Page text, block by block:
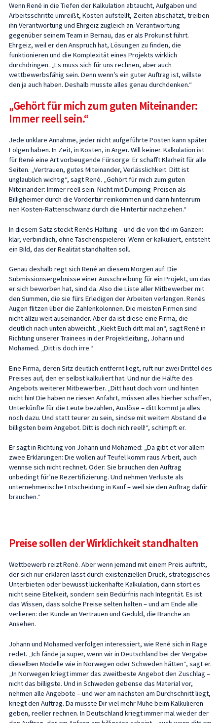
Wenn René in die Tiefen der Kalkulation abtaucht, Aufgaben und
Arbeitsschritte umreißt, Kosten aufstellt, Zeiten abschätzt, treiben
ihn Verantwortung und Ehrgeiz zugleich an. Verantwortung
gegenüber seinem Team in Bernau, das er als Prokurist führt.
Ehrgeiz, weil er den Anspruch hat, Lösungen zu finden, die
funktionieren und die Komplexität eines Projekts wirklich
durchdringen. „Es muss sich für uns rechnen, aber auch
wettbewerbsfähig sein. Denn wenn’s ein guter Auftrag ist, willste
den ja auch haben. Deshalb musste alles genau durchdenken.“
„Gehört für mich zum guten Miteinander:
Immer reell sein.“
Jede unklare Annahme, jeder nicht aufgeführte Posten kann später
Folgen haben. In Zeit, in Kosten, in Ärger. Will keiner. Kalkulation ist
für René eine Art vorbeugende Fürsorge: Er schafft Klarheit für alle
Seiten. „Vertrauen, gutes Miteinander, Verlässlichkeit. Ditt ist
unglaublich wichtig“, sagt René. „Gehört für mich zum guten
Miteinander: Immer reell sein. Nicht mit Dumping-Preisen als
Billigheimer durch die Vordertür reinkommen und dann hintenrum
nen Kosten-Rattenschwanz durch die Hintertür nachziehen.“
In diesem Satz steckt Renés Haltung – und die von tbd im Ganzen:
klar, verbindlich, ohne Taschenspielerei. Wenn er kalkuliert, entsteht
ein Bild, das der Realität standhalten soll.
Genau deshalb regt sich René an diesem Morgen auf: Die
Submissionsergebnisse einer Ausschreibung für ein Projekt, um das
er sich beworben hat, sind da. Also die Liste aller Mitbewerber mit
den Summen, die sie fürs Erledigen der Arbeiten verlangen. Renés
Augen flitzen über die Zahlenkolonnen. Die meisten Firmen sind
nicht allzu weit auseinander. Aber da ist diese eine Firma, die
deutlich nach unten abweicht. „Kiekt Euch ditt mal an“, sagt René in
Richtung unserer Trainees in der Projektleitung, Johann und
Mohamed. „Ditt is doch irre.“
Eine Firma, deren Sitz deutlich entfernt liegt, ruft nur zwei Drittel des
Preises auf, den er selbst kalkuliert hat. Und nur die Hälfte des
Angebots weiterer Mitbewerber. „Ditt haut doch vorn und hinten
nicht hin! Die haben ne riesen Anfahrt, müssen alles hierher schaffen,
Unterkünfte für die Leute bezahlen, Auslöse – ditt kommt ja alles
noch dazu. Und statt teurer zu sein, sindse mit weitem Abstand die
billigsten beim Angebot. Ditt is doch nich reell!“, schimpft er.
Er sagt in Richtung von Johann und Mohamed: „Da gibt et vor allem
zwee Erklärungen: Die wollen auf Teufel komm raus Arbeit, auch
wennse sich nicht rechnet. Oder: Sie brauchen den Auftrag
unbedingt für’ne Rezertifizierung. Und nehmen Verluste als
unternehmerische Entscheidung in Kauf – weil sie den Auftrag dafür
brauchen.“
Preise sollen der Wirklichkeit standhalten
Wettbewerb reizt René. Aber wenn jemand mit einem Preis auftritt,
der sich nur erklären lässt durch existenziellen Druck, strategisches
Unterbieten oder bewusst lückenhafte Kalkulation, dann stört es
nicht seine Eitelkeit, sondern sein Bedürfnis nach Integrität. Es ist
das Wissen, dass solche Preise selten halten – und am Ende alle
verlieren: der Kunde an Vertrauen und Geduld, die Branche an
Ansehen.
Johann und Mohamed verfolgen interessiert, wie René sich in Rage
redet. „Ich fände ja super, wenn wir in Deutschland bei der Vergabe
dieselben Modelle wie in Norwegen oder Schweden hätten“, sagt er.
„In Norwegen kriegt immer das zweitbeste Angebot den Zuschlag –
nicht das billigste. Und in Schweden gebense das Material vor,
nehmen alle Angebote – und wer am nächsten am Durchschnitt liegt,
kriegt den Auftrag. Da musste Dir viel mehr Mühe beim Kalkulieren
geben, reeller rechnen. In Deutschland kriegt immer mal wieder der